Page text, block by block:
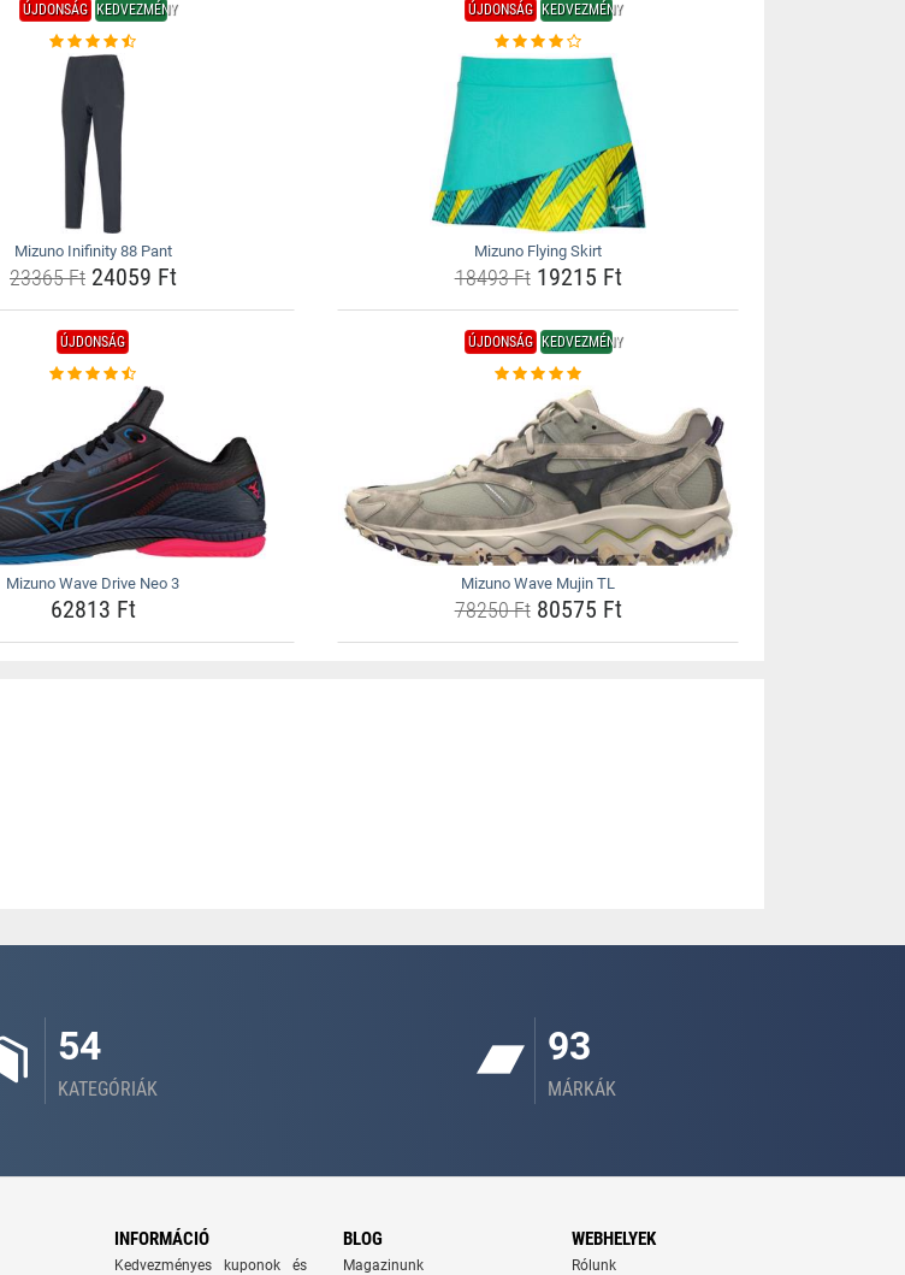
ÚJDONSÁG KEDVEZMÉNY
Mizuno Inifinity 88 Pant
23365 Ft24059 Ft
ÚJDONSÁG KEDVEZMÉNY
Mizuno Flying Skirt
18493 Ft19215 Ft
ÚJDONSÁG
Mizuno Wave Drive Neo 3
62813 Ft
ÚJDONSÁG KEDVEZMÉNY
Mizuno Wave Mujin TL
78250 Ft80575 Ft
54
KATEGÓRIÁK
93
MÁRKÁK
INFORMÁCIÓ
Kedvezményes kuponok és
BLOG
Magazinunk
WEBHELYEK
Rólunk